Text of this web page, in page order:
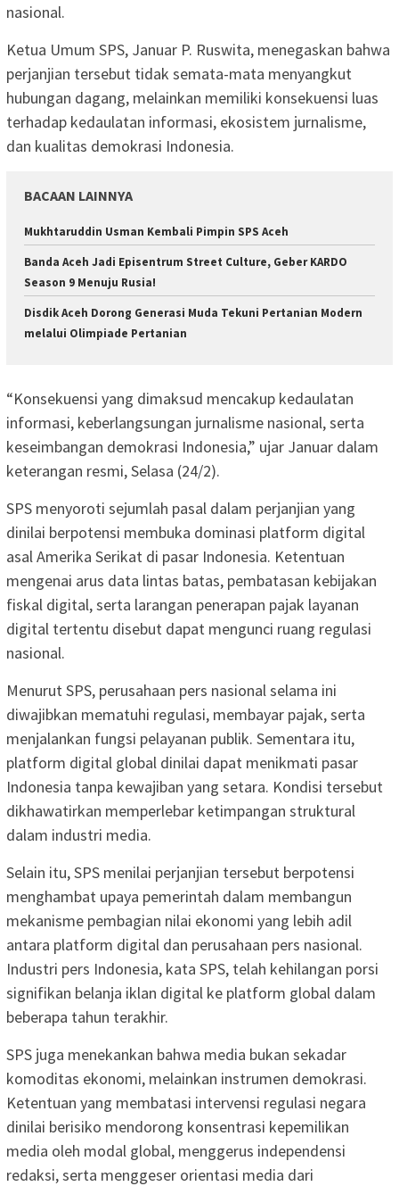
nasional.
Ketua Umum SPS, Januar P. Ruswita, menegaskan bahwa
perjanjian tersebut tidak semata-mata menyangkut
hubungan dagang, melainkan memiliki konsekuensi luas
terhadap kedaulatan informasi, ekosistem jurnalisme,
dan kualitas demokrasi Indonesia.
BACAAN LAINNYA
Mukhtaruddin Usman Kembali Pimpin SPS Aceh
Banda Aceh Jadi Episentrum Street Culture, Geber KARDO
Season 9 Menuju Rusia!
Disdik Aceh Dorong Generasi Muda Tekuni Pertanian Modern
melalui Olimpiade Pertanian
“Konsekuensi yang dimaksud mencakup kedaulatan
informasi, keberlangsungan jurnalisme nasional, serta
keseimbangan demokrasi Indonesia,” ujar Januar dalam
keterangan resmi, Selasa (24/2).
SPS menyoroti sejumlah pasal dalam perjanjian yang
dinilai berpotensi membuka dominasi platform digital
asal Amerika Serikat di pasar Indonesia. Ketentuan
mengenai arus data lintas batas, pembatasan kebijakan
fiskal digital, serta larangan penerapan pajak layanan
digital tertentu disebut dapat mengunci ruang regulasi
nasional.
Menurut SPS, perusahaan pers nasional selama ini
diwajibkan mematuhi regulasi, membayar pajak, serta
menjalankan fungsi pelayanan publik. Sementara itu,
platform digital global dinilai dapat menikmati pasar
Indonesia tanpa kewajiban yang setara. Kondisi tersebut
dikhawatirkan memperlebar ketimpangan struktural
dalam industri media.
Selain itu, SPS menilai perjanjian tersebut berpotensi
menghambat upaya pemerintah dalam membangun
mekanisme pembagian nilai ekonomi yang lebih adil
antara platform digital dan perusahaan pers nasional.
Industri pers Indonesia, kata SPS, telah kehilangan porsi
signifikan belanja iklan digital ke platform global dalam
beberapa tahun terakhir.
SPS juga menekankan bahwa media bukan sekadar
komoditas ekonomi, melainkan instrumen demokrasi.
Ketentuan yang membatasi intervensi regulasi negara
dinilai berisiko mendorong konsentrasi kepemilikan
media oleh modal global, menggerus independensi
redaksi, serta menggeser orientasi media dari